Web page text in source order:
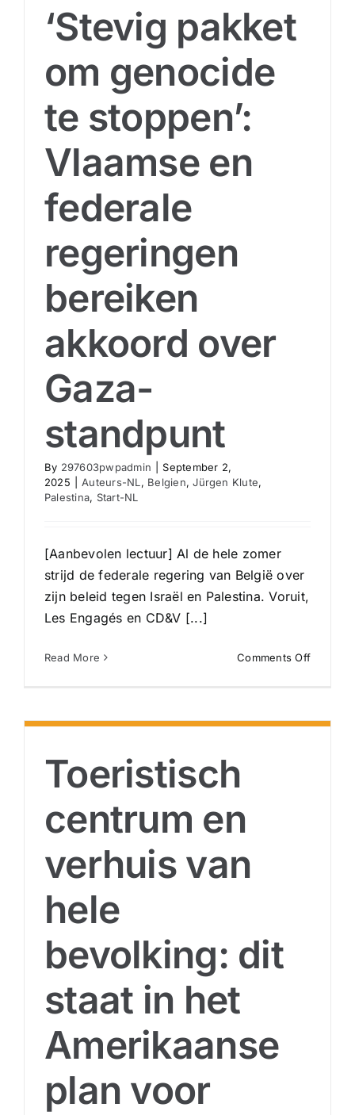
‘Stevig pakket
om genocide
te stoppen’:
Vlaamse en
federale
regeringen
bereiken
akkoord over
Gaza-
standpunt
By 297603pwpadmin
September 2,
2025
Auteurs-NL , Belgien,Jürgen Klute,
Palestina, Start-NL
[Aanbevolen lectuur] Al de hele zomer
strijd de federale regering van België over
zijn beleid tegen Israël en Palestina. Voruit,
Les Engagés en CD&V [...]
Read More Comments Offon
Toeristisch
centrum en
verhuis van
hele
bevolking: dit
staat in het
Amerikaanse
plan voor